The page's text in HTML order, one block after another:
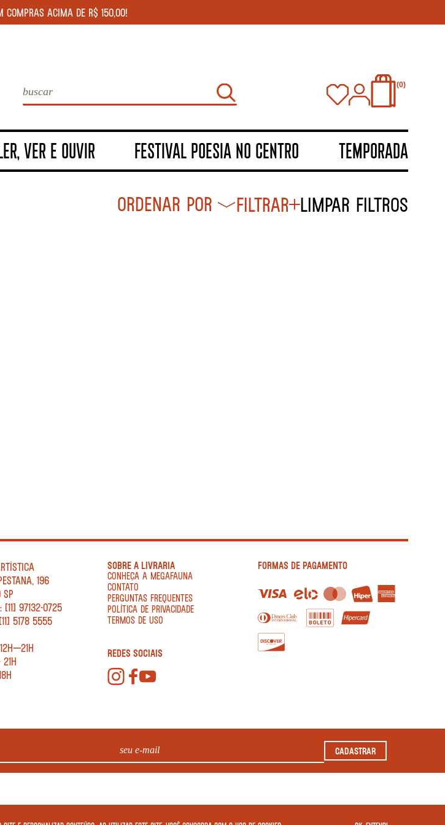
COMPRAS ACIMA DE R$ 150,00!
0
VER E OUVIR FESTIVAL POESIA NO CENTRO TEMPORADA
Filtrar Limpar filtros
196
SP
[11] 97132-0725
5178 5555
SOBRE A LIVRARIA
CONHEÇA A MEGAFAUNA
CONTATO
PERGUNTAS FREQUENTES
POLÍTICA DE PRIVACIDADE
TERMOS DE USO
REDES SOCIAIS
FORMAS DE PAGAMENTO
CADASTRAR